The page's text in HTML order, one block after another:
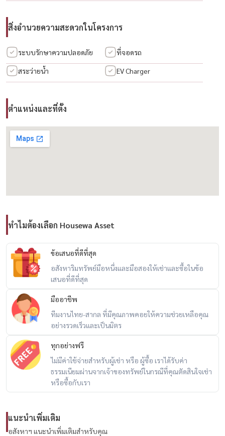
สิ่งอำนวยความสะดวกในโครงการ
ระบบรักษาความปลอดภัย ที่จอดรถ
สระว่ายน้ำ EV Charger
ตำแหน่งและที่ตั้ง
ทำไมต้องเลือก Housewa Asset
ข้อเสนอที่ดีที่สุด
อสังหาริมทรัพย์มือหนึ่งและมือสองให้เช่าและซื้อในข้อ
เสนอที่ดีที่สุด
มืออาชีพ
ทีมงานไทย-สากล ที่มีคุณภาพคอยให้ความช่วยเหลือคุณ
อย่างรวดเร็วและเป็นมิตร
ทุกอย่างฟรี
ไม่มีค่าใช้จ่ายสำหรับผู้เช่า หรือ ผู้ซื้อ เราได้รับค่า
ธรรมเนียมผ่านจากเจ้าของทรัพย์ในกรณีที่คุณตัดสินใจเช่า
หรือซื้อกับเรา
แนะนำเพิ่มเติม
อสังหาฯ แนะนำเพิ่มเติมสำหรับคุณ